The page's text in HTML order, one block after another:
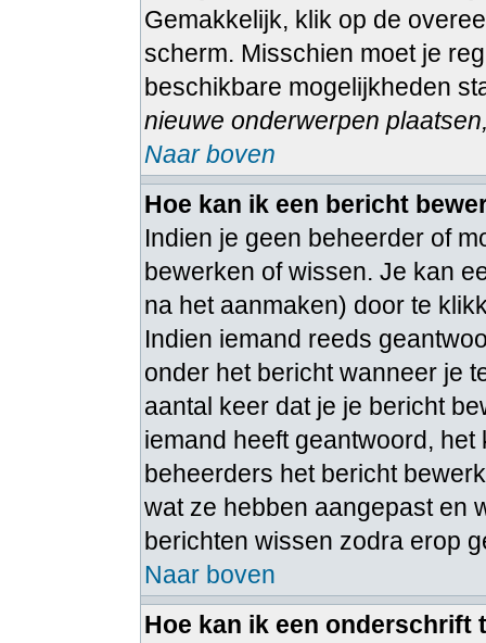
Gemakkelijk, klik op de
scherm. Misschien moet je
beschikbare mogelijkheden
nieuwe onderwerpen
Naar boven
Hoe kan ik een bericht
Indien je geen beheerder of
bewerken of wissen. Je kan
na het aanmaken) door te
Indien iemand reeds
onder het bericht wanneer je
aantal keer dat je je bericht
iemand heeft geantwoord,
beheerders het bericht
wat ze hebben aangepast en
berichten wissen zodra erop
Naar boven
Hoe kan ik een onderschrift